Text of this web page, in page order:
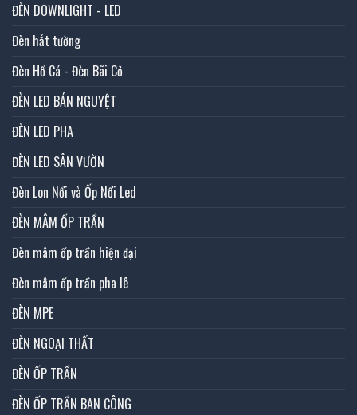
ĐÈN DOWNLIGHT - LED
Đèn hắt tường
Đèn Hồ Cá - Đèn Bãi Cỏ
ĐÈN LED BÁN NGUYỆT
ĐÈN LED PHA
ĐÈN LED SÂN VƯỜN
Đèn Lon Nổi và Ốp Nổi Led
ĐÈN MÂM ỐP TRẦN
Đèn mâm ốp trần hiện đại
Đèn mâm ốp trần pha lê
ĐÈN MPE
ĐÈN NGOẠI THẤT
ĐÈN ỐP TRẦN
ĐÈN ỐP TRẦN BAN CÔNG